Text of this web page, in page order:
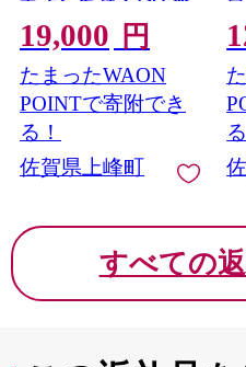
中 タン先 焼くだけ 簡
単 煮込み 冷凍 小分け
焼肉 タンシチュー ア
ヒージョ ごちそう グ
ルメ パーティ 上峰町
佐賀県 送料無料 特産
19,000 円
たまったWAON
POINTで寄附でき
る！
佐賀県上峰町
尾
すべての